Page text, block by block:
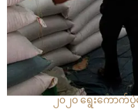
၂၀၂၀ ရွေးကောက်ပွဲ